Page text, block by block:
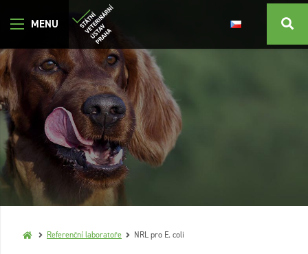
Referenční laboratoře NRL pro E. coli